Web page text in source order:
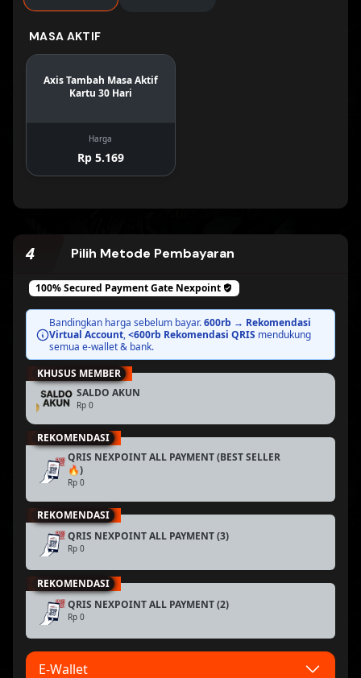
MASA AKTIF
Axis Tambah Masa Aktif
Kartu 30 Hari
Harga
Rp 5.169
4 Pilih Metode Pembayaran
100% Secured Payment Gate Nexpoint
Bandingkan harga sebelum bayar.600rb → Rekomendasi
Virtual Account,<600rb Rekomendasi QRIS mendukung
semua e-wallet & bank.
SALDO AKUN
Rp 0
BEST PRICE
KHUSUS MEMBER
QRIS NEXPOINT ALL PAYMENT (BEST SELLER
🔥)
Rp 0
REKOMENDASI
QRIS NEXPOINT ALL PAYMENT (3)
Rp 0
REKOMENDASI
QRIS NEXPOINT ALL PAYMENT (2)
Rp 0
REKOMENDASI
E-Wallet